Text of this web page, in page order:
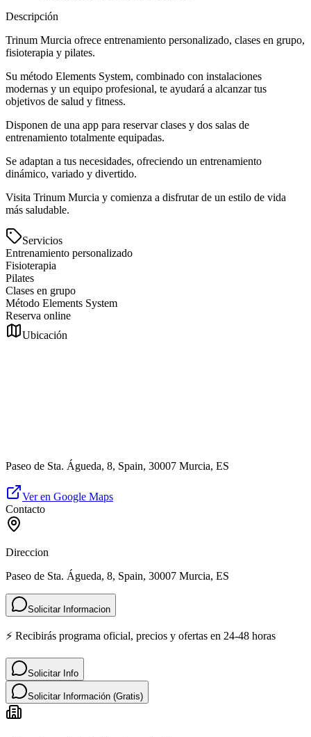
Descripción
Trinum Murcia ofrece entrenamiento personalizado, clases en grupo,
fisioterapia y pilates.
Su método Elements System, combinado con instalaciones
modernas y un equipo profesional, te ayudará a alcanzar tus
objetivos de salud y fitness.
Disponen de una app para reservar clases y dos salas de
entrenamiento totalmente equipadas.
Se adaptan a tus necesidades, ofreciendo un entrenamiento
dinámico, variado y divertido.
Visita Trinum Murcia y comienza a disfrutar de un estilo de vida
más saludable.
Servicios
Entrenamiento personalizado
Fisioterapia
Pilates
Clases en grupo
Método Elements System
Reserva online
Ubicación
Paseo de Sta. Águeda, 8, Spain, 30007 Murcia, ES
Ver en Google Maps
Contacto
Direccion
Paseo de Sta. Águeda, 8, Spain, 30007 Murcia, ES
Solicitar Informacion
⚡ Recibirás programa oficial, precios y ofertas en 24-48 horas
Solicitar Info
Solicitar Información (Gratis)